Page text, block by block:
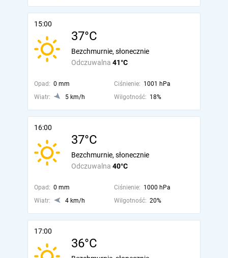
15:00
37°C
Odczuwalna 41°C
Bezchmurnie, słonecznie
Opad: 0 mm Ciśnienie: 1001 hPa
Wiatr:
5 km/h Wilgotność: 18%
16:00
37°C
Odczuwalna 40°C
Bezchmurnie, słonecznie
Opad: 0 mm Ciśnienie: 1000 hPa
Wiatr:
4 km/h Wilgotność: 20%
17:00
36°C